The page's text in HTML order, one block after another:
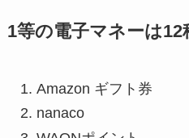
1等の電子マネーは12
Amazon ギフト券
nanaco